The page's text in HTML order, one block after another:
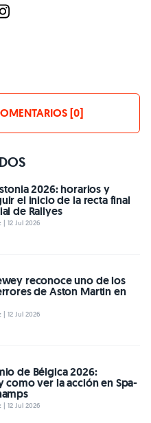
[0]
2026: horarios y
el inicio de la recta final
de Rallyes
12 Jul 2026
reconoce uno de los
de Aston Martin en
12 Jul 2026
de Bélgica 2026:
como ver la acción en Spa-
12 Jul 2026